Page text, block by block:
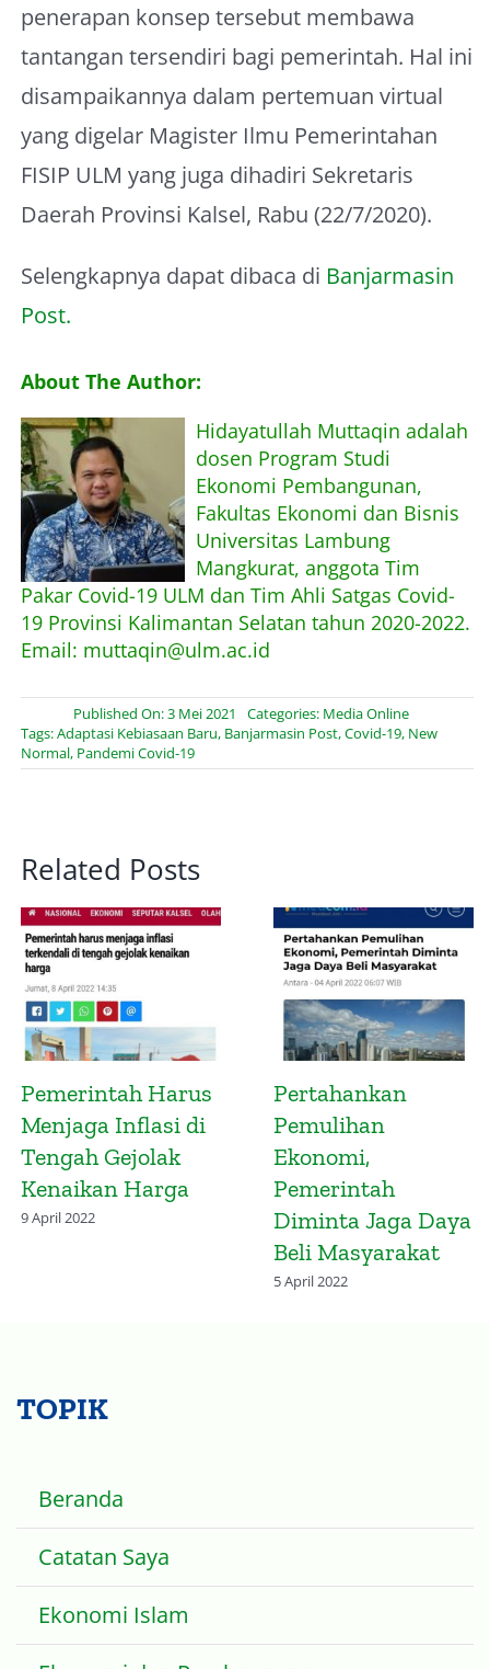
penerapan konsep tersebut membawa
tantangan tersendiri bagi pemerintah. Hal ini
disampaikannya dalam pertemuan virtual
yang digelar Magister Ilmu Pemerintahan
FISIP ULM yang juga dihadiri Sekretaris
Daerah Provinsi Kalsel, Rabu (22/7/2020).
Selengkapnya dapat dibaca di Banjarmasin
Post.
About The Author:
Hidayatullah Muttaqin adalah
dosen Program Studi
Ekonomi Pembangunan,
Fakultas Ekonomi dan Bisnis
Universitas Lambung
Mangkurat, anggota Tim
Pakar Covid-19 ULM dan Tim Ahli Satgas Covid-
19 Provinsi Kalimantan Selatan tahun 2020-2022.
Email: muttaqin@ulm.ac.id
Published On: 3 Mei 2021 Categories: Media Online
Tags:Adaptasi Kebiasaan Baru, Banjarmasin Post,Covid-19, New
Normal, Pandemi Covid-19
Related Posts
Presidensi G20
Indonesia
Diharapkan Atasi
Ketimpangan
Vaksinasi Global
Pemerintah Wajib
Efisiensi Belanja
Negara di Tengah
Ancaman Resesi
14 November 2022
Catatan Saya
Ekonomi Islam
Ekonomi dan Pembangunan